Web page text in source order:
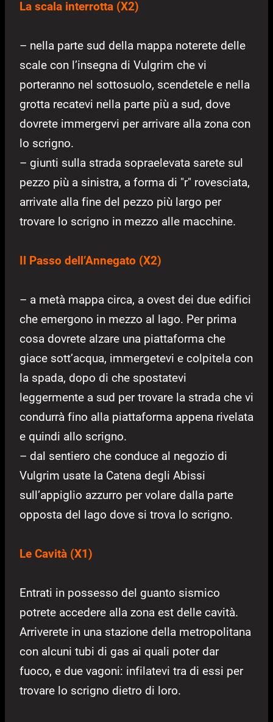
La scala interrotta (X2)
– nella parte sud della mappa noterete delle
scale con l’insegna di Vulgrim che vi
porteranno nel sottosuolo, scendetele e nella
grotta recatevi nella parte più a sud, dove
dovrete immergervi per arrivare alla zona con
lo scrigno.
– giunti sulla strada sopraelevata sarete sul
pezzo più a sinistra, a forma di "r" rovesciata,
arrivate alla fine del pezzo più largo per
trovare lo scrigno in mezzo alle macchine.
Il Passo dell’Annegato (X2)
– a metà mappa circa, a ovest dei due edifici
che emergono in mezzo al lago. Per prima
cosa dovrete alzare una piattaforma che
giace sott’acqua, immergetevi e colpitela con
la spada, dopo di che spostatevi
leggermente a sud per trovare la strada che vi
condurrà fino alla piattaforma appena rivelata
e quindi allo scrigno.
– dal sentiero che conduce al negozio di
Vulgrim usate la Catena degli Abissi
sull’appiglio azzurro per volare dalla parte
opposta del lago dove si trova lo scrigno.
Le Cavità (X1)
Entrati in possesso del guanto sismico
potrete accedere alla zona est delle cavità.
Arriverete in una stazione della metropolitana
con alcuni tubi di gas ai quali poter dar
fuoco, e due vagoni: infilatevi tra di essi per
trovare lo scrigno dietro di loro.